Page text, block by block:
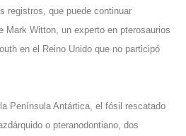
registros, que puede continuar
Mark Witton, un experto en pterosaurios
en el Reino Unido que no participó
Península Antártica, el fósil rescatado
o pteranodontiano, dos